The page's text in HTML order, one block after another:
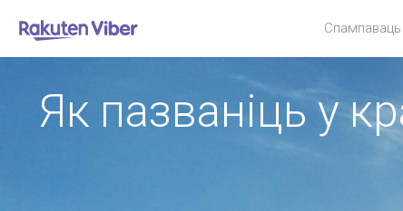
Спампаваць
Як пазваніць у